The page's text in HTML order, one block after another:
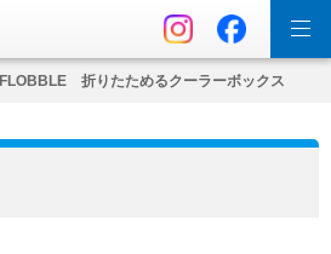
FLOBBLE 折りたためるクーラーボックス